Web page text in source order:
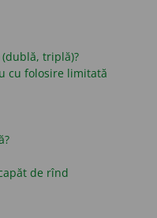
triplă)?
cu folosire limitată
de rînd